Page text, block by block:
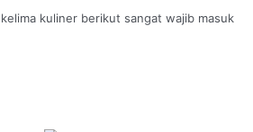
kuliner berikut sangat wajib masuk